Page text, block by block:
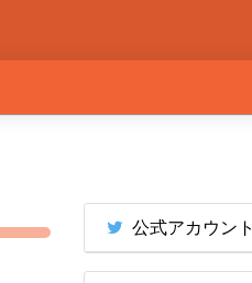
公式アカウント